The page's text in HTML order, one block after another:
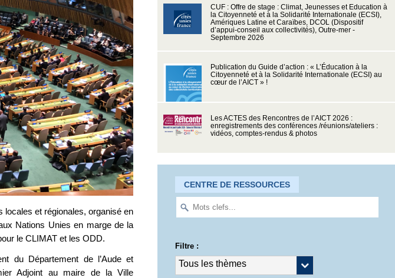
locales et régionales, organisé en
Nations Unies en marge de la
le CLIMAT et les ODD.
du Département de l’Aude et
Adjoint au maire de la Ville
CUF : Offre de stage : Climat, Jeunesses et Education à
la Citoyenneté et à la Solidarité Internationale (ECSI),
Amériques Latine et Caraïbes, DCOL (Dispositif
d’appui-conseil aux collectivités), Outre-mer -
Septembre 2026
Publication du Guide d’action : « L’Éducation à la
Citoyenneté et à la Solidarité Internationale (ECSI) au
cœur de l’AICT » !
Les ACTES des Rencontres de l’AICT 2026 :
enregistrements des conférences /réunions/ateliers :
vidéos, comptes-rendus & photos
CENTRE DE RESSOURCES
Filtre :